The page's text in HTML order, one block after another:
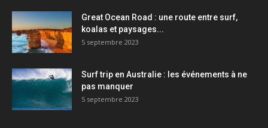
Great Ocean Road : une route entre surf,
koalas et paysages...
5 septembre 2023
Surf trip en Australie : les événements à ne
pas manquer
5 septembre 2023